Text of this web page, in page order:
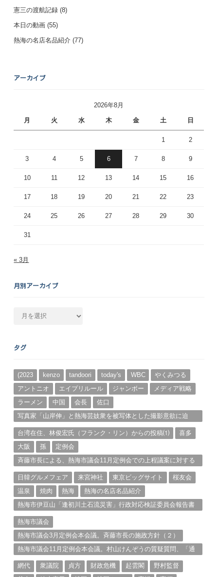
憲三の渡航記録 (8)
本日の動画 (55)
熱海の名店名品紹介 (77)
アーカイブ
2026年8月
月 火 水 木 金 土 日
1 2
3 4 5 6 7 8 9
10 11 12 13 14 15 16
17 18 19 20 21 22 23
24 25 26 27 28 29 30
31
« 3月
月別アーカイブ
カ
ブ
タグ
(2023 kenzo tandoori today's WBC
やくみつる
アントニオ
エイプリルール ジャンボー
メディア戦略
ラーメン
中国 会長
佐口
写真家「山岸伸」と熱海芸妓衆を被写体とした撮影意欲に迫
台湾在住、林俊宏氏（フランク・リン）からの投稿⑴
喜多
大阪
孫
定例会
斉藤市長による、熱海市議会11月定例会での上程議案に対する
日韓グルメフェア
来宮神社 東京ビッグサイト
桜友会
温泉
焼肉 熱海
熱海の名店名品紹介
熱海市伊豆山「逢初川土石流災害」行政対応検証委員会報告書
熱海市議会
熱海市議会3月定例会本会議。斉藤市長の施政方針（２）
熱海市議会11月定例会本会議。村山けんぞうの質疑質問、「通
網代
衆議院 貞方 財政危機 起雲閣
野村監督